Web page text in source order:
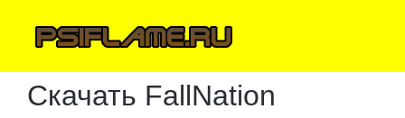
Скачать FallNation